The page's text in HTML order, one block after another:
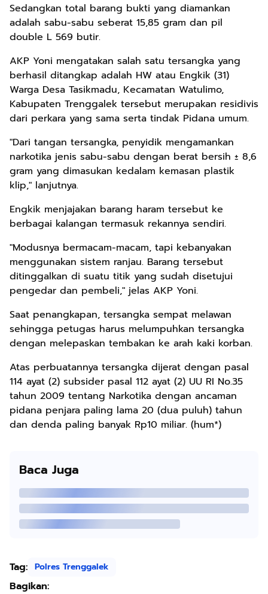
Sedangkan total barang bukti yang diamankan
adalah sabu-sabu seberat 15,85 gram dan pil
double L 569 butir.
AKP Yoni mengatakan salah satu tersangka yang
berhasil ditangkap adalah HW atau Engkik (31)
Warga Desa Tasikmadu, Kecamatan Watulimo,
Kabupaten Trenggalek tersebut merupakan residivis
dari perkara yang sama serta tindak Pidana umum.
"Dari tangan tersangka, penyidik mengamankan
narkotika jenis sabu-sabu dengan berat bersih ± 8,6
gram yang dimasukan kedalam kemasan plastik
klip," lanjutnya.
Engkik menjajakan barang haram tersebut ke
berbagai kalangan termasuk rekannya sendiri.
"Modusnya bermacam-macam, tapi kebanyakan
menggunakan sistem ranjau. Barang tersebut
ditinggalkan di suatu titik yang sudah disetujui
pengedar dan pembeli," jelas AKP Yoni.
Saat penangkapan, tersangka sempat melawan
sehingga petugas harus melumpuhkan tersangka
dengan melepaskan tembakan ke arah kaki korban.
Atas perbuatannya tersangka dijerat dengan pasal
114 ayat (2) subsider pasal 112 ayat (2) UU RI No.35
tahun 2009 tentang Narkotika dengan ancaman
pidana penjara paling lama 20 (dua puluh) tahun
dan denda paling banyak Rp10 miliar. (hum*)
Baca Juga
Tag: Polres Trenggalek
Bagikan: